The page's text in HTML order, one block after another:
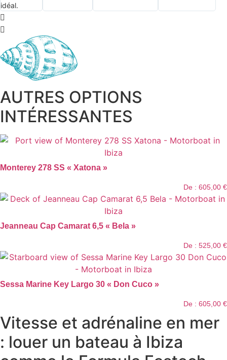
idéal.
AUTRES OPTIONS
INTÉRESSANTES
Monterey 278 SS « Xatona »
De : 605,00 €
Jeanneau Cap Camarat 6,5 « Bela »
De : 525,00 €
Sessa Marine Key Largo 30 « Don Cuco »
De : 605,00 €
Vitesse et adrénaline en mer
: louer un bateau à Ibiza